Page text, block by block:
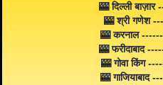
🎰 दिल्ली
🎰 श्री गणेश
🎰 करनाल
🎰 फरीदाबाद
🎰 गोवा किंग
🎰 गाजियाबाद